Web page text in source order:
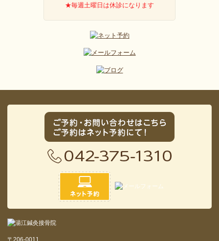
★毎週土曜日は休診になります